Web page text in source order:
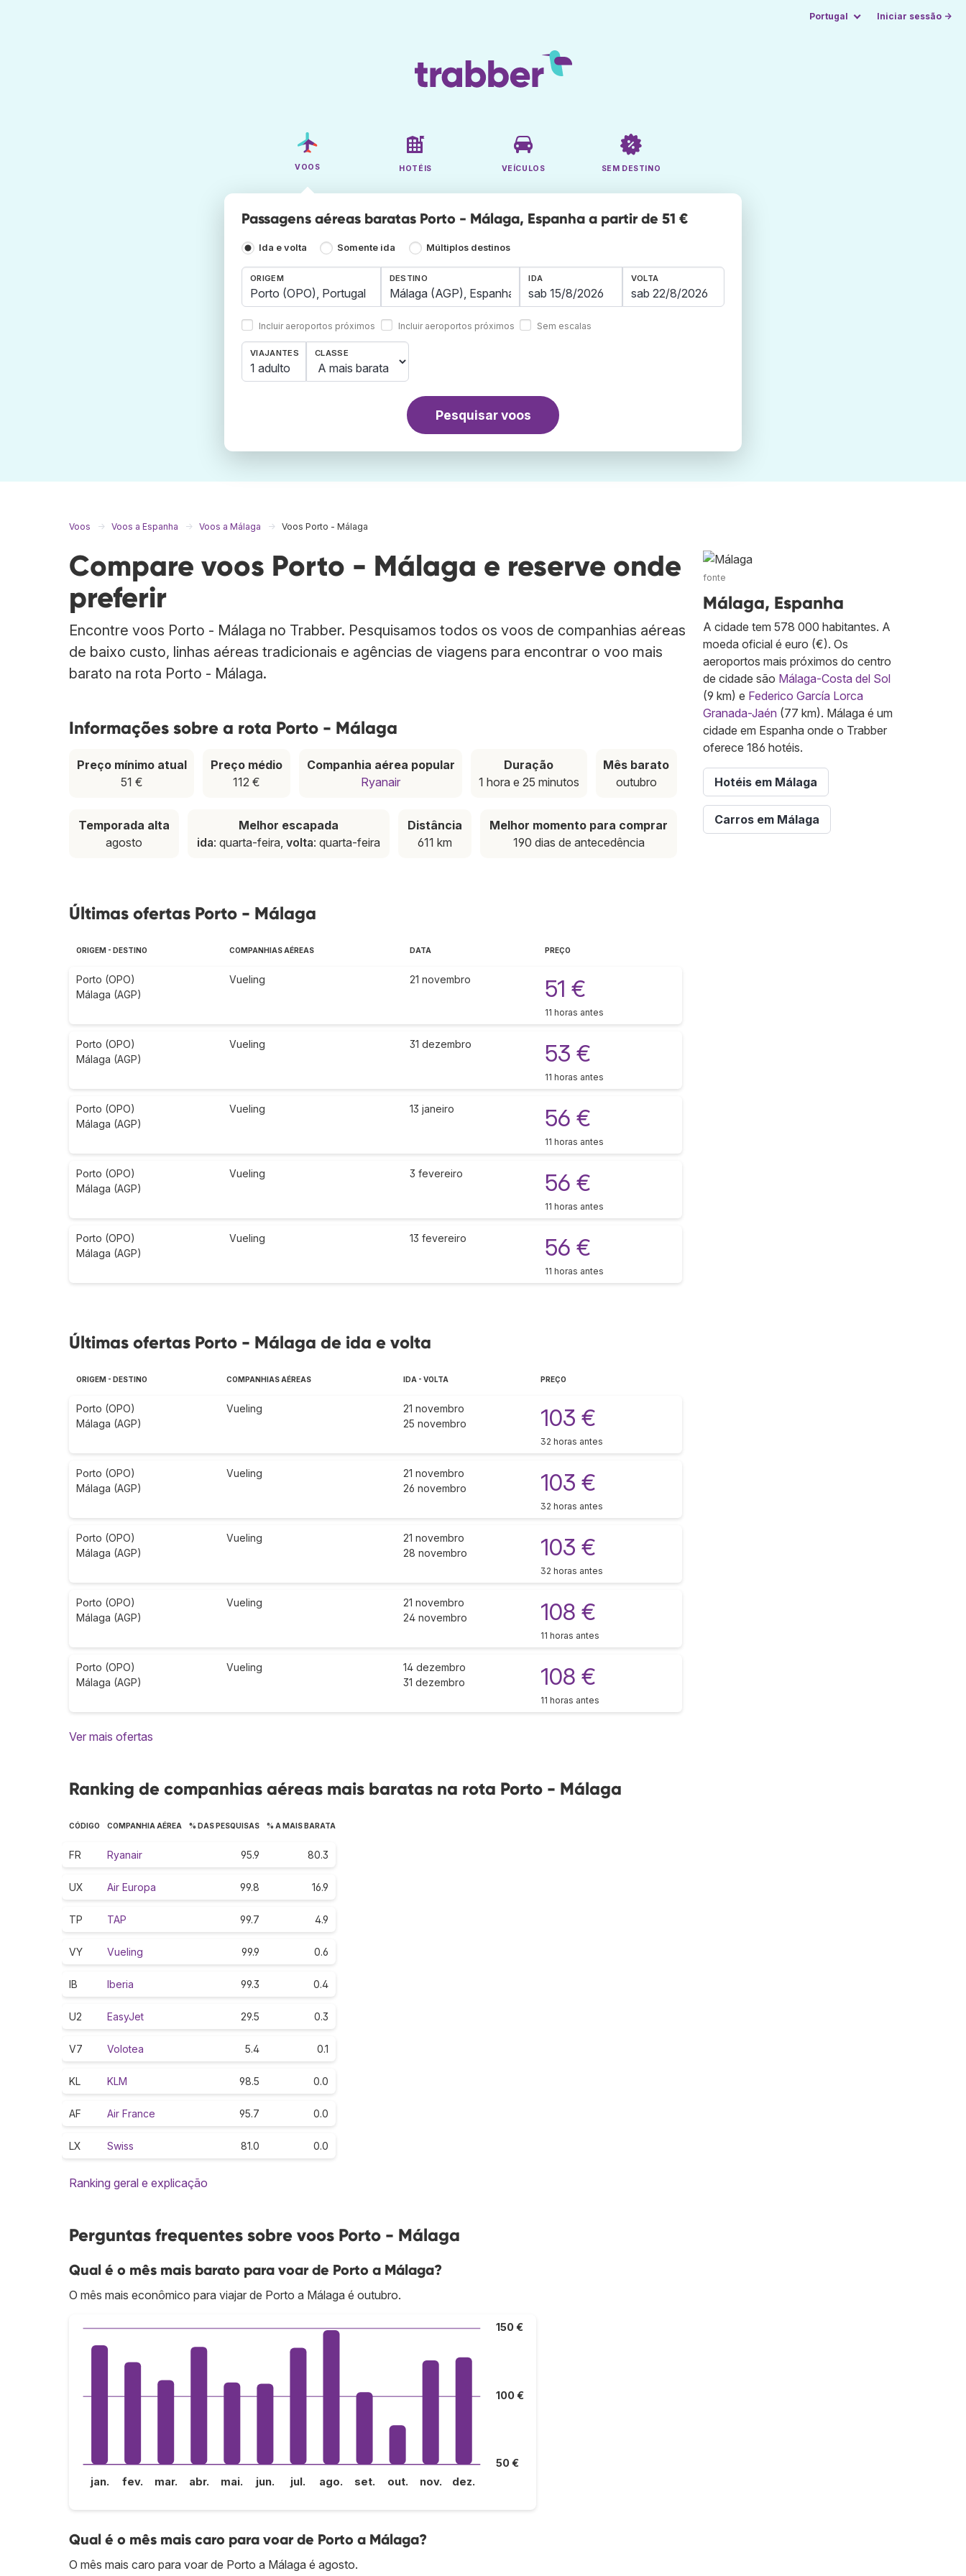
Portugal Iniciar sessão →
VOOS HOTÉIS VEÍCULOS SEM DESTINO
Passagens aéreas baratas Porto - Málaga, Espanha a partir de 51 €
Ida e volta Somente ida Múltiplos destinos
ORIGEM
Incluir aeroportos próximos
DESTINO
Incluir aeroportos próximos
IDA VOLTA
Sem escalas
VIAJANTES
1 adulto
CLASSE
Pesquisar voos
Voos Voos a Espanha Voos a Málaga Voos Porto - Málaga
Compare voos Porto - Málaga e reserve onde
preferir
Encontre voos Porto - Málaga no Trabber. Pesquisamos todos os voos de companhias aéreas
de baixo custo, linhas aéreas tradicionais e agências de viagens para encontrar o voo mais
barato na rota Porto - Málaga.
Informações sobre a rota Porto - Málaga
Preço mínimo atual
51 €
Preço médio
112 €
Companhia aérea popular
Ryanair
Duração
1 hora e 25 minutos
Mês barato
outubro
Temporada alta
agosto
Melhor escapada
ida: quarta-feira, volta: quarta-feira
Distância
611 km
Melhor momento para comprar
190 dias de antecedência
Últimas ofertas Porto - Málaga
ORIGEM - DESTINO COMPANHIAS AÉREAS DATA PREÇO
Porto (OPO)
Málaga (AGP)
Vueling 21 novembro 51 €
11 horas antes
Porto (OPO)
Málaga (AGP)
Vueling 31 dezembro 53 €
11 horas antes
Porto (OPO)
Málaga (AGP)
Vueling 13 janeiro 56 €
11 horas antes
Porto (OPO)
Málaga (AGP)
Vueling 3 fevereiro 56 €
11 horas antes
Porto (OPO)
Málaga (AGP)
Vueling 13 fevereiro 56 €
11 horas antes
Últimas ofertas Porto - Málaga de ida e volta
ORIGEM - DESTINO COMPANHIAS AÉREAS IDA - VOLTA PREÇO
Porto (OPO)
Málaga (AGP)
Vueling
21 novembro
25 novembro
103 €
32 horas antes
Porto (OPO)
Málaga (AGP)
Vueling
21 novembro
26 novembro
103 €
32 horas antes
Porto (OPO)
Málaga (AGP)
Vueling
21 novembro
28 novembro
103 €
32 horas antes
Porto (OPO)
Málaga (AGP)
Vueling
21 novembro
24 novembro
108 €
11 horas antes
Porto (OPO)
Málaga (AGP)
Vueling
14 dezembro
31 dezembro
108 €
11 horas antes
Ver mais ofertas
Ranking de companhias aéreas mais baratas na rota Porto - Málaga
CÓDIGO COMPANHIA AÉREA % DAS PESQUISAS % A MAIS BARATA
FR Ryanair 95.9 80.3
UX Air Europa 99.8 16.9
TP TAP 99.7 4.9
VY Vueling 99.9 0.6
IB Iberia 99.3 0.4
U2 EasyJet 29.5 0.3
V7 Volotea 5.4 0.1
KL KLM 98.5 0.0
AF Air France 95.7 0.0
LX Swiss 81.0 0.0
Ranking geral e explicação
Perguntas frequentes sobre voos Porto - Málaga
Qual é o mês mais barato para voar de Porto a Málaga?
O mês mais econômico para viajar de Porto a Málaga é outubro.
50 €
100 €
150 €
jan. fev. mar. abr. mai. jun. jul. ago. set. out. nov. dez.
Qual é o mês mais caro para voar de Porto a Málaga?
O mês mais caro para voar de Porto a Málaga é agosto.
fonte
Málaga, Espanha
A cidade tem 578 000 habitantes. A
moeda oficial é euro (€). Os
aeroportos mais próximos do centro
de cidade são Málaga-Costa del Sol
(9 km) e Federico García Lorca
Granada-Jaén (77 km). Málaga é um
cidade em Espanha onde o Trabber
oferece 186 hotéis.
Hotéis em Málaga
Carros em Málaga